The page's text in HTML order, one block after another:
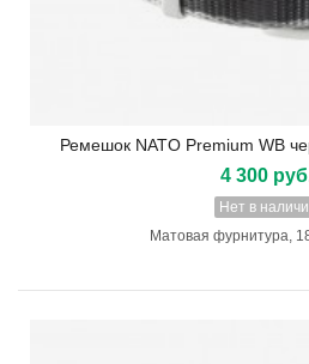
Ремешок NATO Premium WB
4 300
Нет в
Матовая фурнитура,